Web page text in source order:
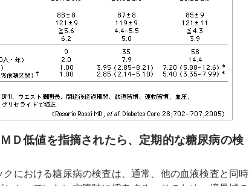
Ｄ低値を指摘されたら、定期的な糖尿病の検
における糖尿病の検査は、通常、他の血液検査と同時